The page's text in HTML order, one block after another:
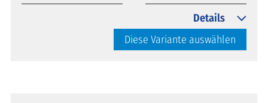
Diese Variante auswählen
Details